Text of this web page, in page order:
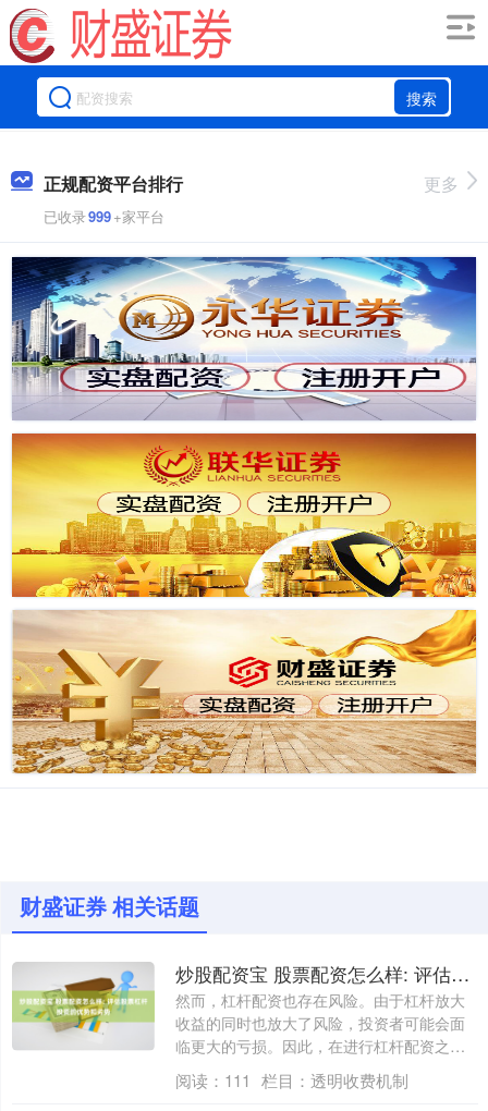
搜索
正规配资平台排行
已收录999+家平台
更多
财盛证券 相关话题
炒股配资宝 股票配资怎么样: 评估股票杠杆投资的优势和劣势
然而，杠杆配资也存在风险。由于杠杆放大
收益的同时也放大了风险，投资者可能会面
临更大的亏损。因此，在进行杠杆配资之
前，投资....
阅读： 111 栏目： 透明收费机制